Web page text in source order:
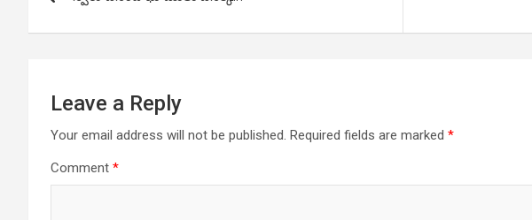
navigation
Leave a Reply
Your email address will not be published. Required fields are marked *
Comment *